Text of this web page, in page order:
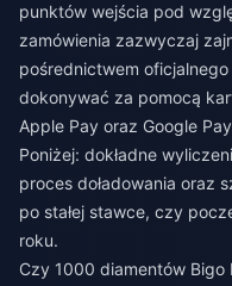
punktów wejścia pod
zamówienia zazwyczaj
pośrednictwem oficjalnego
dokonywać za pomocą
Apple Pay oraz Google
Poniżej: dokładne
proces doładowania oraz
po stałej stawce, czy
roku.
Czy 1000 diamentów